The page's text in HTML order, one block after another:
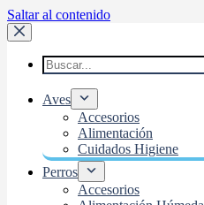
Saltar al contenido
Aves
Accesorios
Alimentación
Cuidados Higiene
Perros
Accesorios